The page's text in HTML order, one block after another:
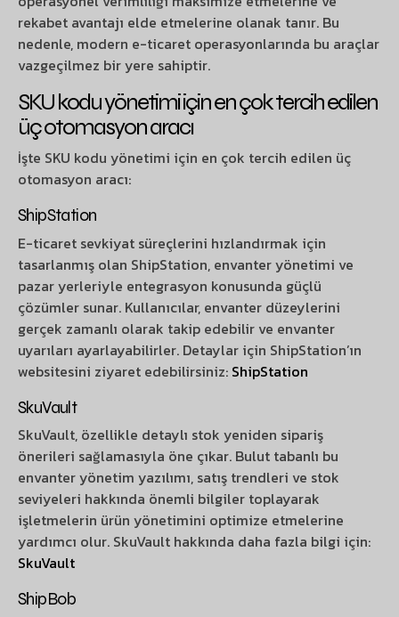
rekabet avantajı elde etmelerine olanak tanır. Bu
nedenle, modern e-ticaret operasyonlarında bu araçlar
vazgeçilmez bir yere sahiptir.
SKU kodu yönetimi için en çok tercih edilen
üç otomasyon aracı
İşte SKU kodu yönetimi için en çok tercih edilen üç
otomasyon aracı:
ShipStation
E-ticaret sevkiyat süreçlerini hızlandırmak için
tasarlanmış olan ShipStation, envanter yönetimi ve
pazar yerleriyle entegrasyon konusunda güçlü
çözümler sunar. Kullanıcılar, envanter düzeylerini
gerçek zamanlı olarak takip edebilir ve envanter
uyarıları ayarlayabilirler. Detaylar için ShipStation’ın
websitesini ziyaret edebilirsiniz: ShipStation
SkuVault
SkuVault, özellikle detaylı stok yeniden sipariş
önerileri sağlamasıyla öne çıkar. Bulut tabanlı bu
envanter yönetim yazılımı, satış trendleri ve stok
seviyeleri hakkında önemli bilgiler toplayarak
işletmelerin ürün yönetimini optimize etmelerine
yardımcı olur. SkuVault hakkında daha fazla bilgi için:
SkuVault
ShipBob